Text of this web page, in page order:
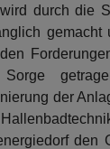
durch die
Sorge
der
den